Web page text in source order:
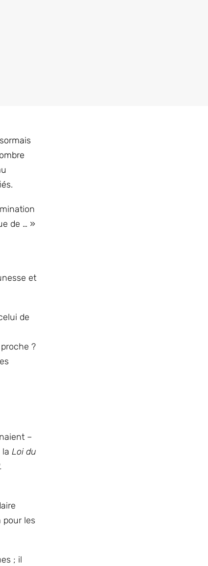
de … »
et
de
?
–
la Loi du
pour les
; il